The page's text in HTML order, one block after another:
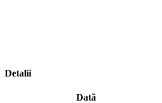
Detalii
Dată